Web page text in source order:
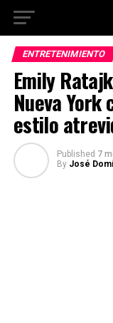
ENTRETENIMIENTO
Emily
Nueva
estilo
Published 7
By José